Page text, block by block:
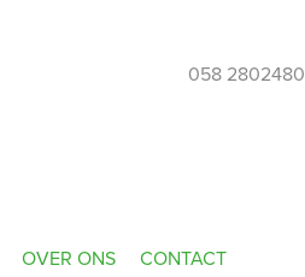
058 2802480
OVER ONS CONTACT